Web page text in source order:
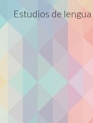
Estudios de